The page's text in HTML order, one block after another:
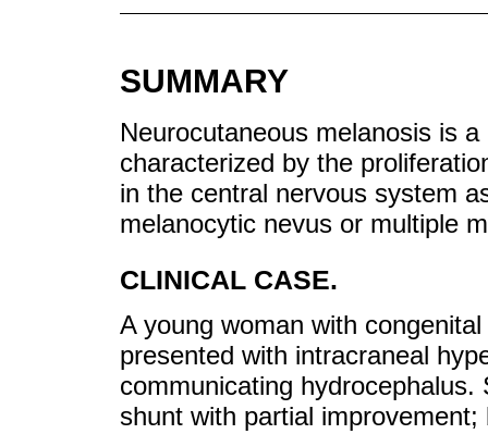
SUMMARY
Neurocutaneous melanosis is
characterized by the
in the central nervous system
melanocytic nevus or multiple
CLINICAL CASE.
A young woman with
presented with intracraneal
communicating
shunt with partial